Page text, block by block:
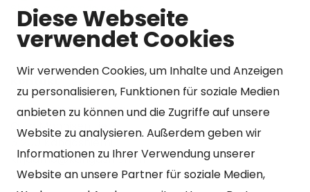
Diese Webseite
verwendet Cookies
Wir verwenden Cookies, um Inhalte und Anzeigen
zu personalisieren, Funktionen für soziale Medien
anbieten zu können und die Zugriffe auf unsere
Website zu analysieren. Außerdem geben wir
Informationen zu Ihrer Verwendung unserer
Website an unsere Partner für soziale Medien,
Show my cookie settings
Kangasniemen kunta
Otto Mannisen tie 2
51200 Kangasniemi
kirjaamo@kangasniemi.fi
Tel. 040 719 9370